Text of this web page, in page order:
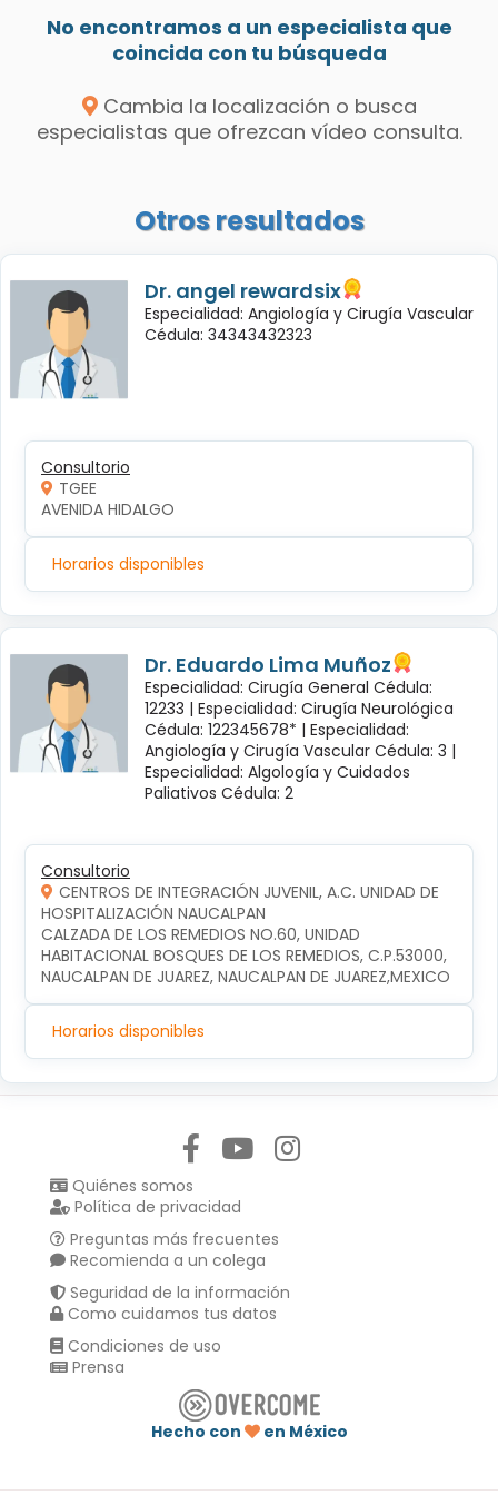
No encontramos a un especialista que
coincida con tu búsqueda
Cambia la localización o busca
especialistas que ofrezcan vídeo consulta.
Otros resultados
Dr. angel rewardsix
Especialidad: Angiología y Cirugía Vascular
Cédula: 34343432323
Consultorio
TGEE
AVENIDA HIDALGO
Horarios disponibles
Dr. Eduardo Lima Muñoz
Especialidad: Cirugía General Cédula:
12233 | Especialidad: Cirugía Neurológica
Cédula: 122345678* | Especialidad:
Angiología y Cirugía Vascular Cédula: 3 |
Especialidad: Algología y Cuidados
Paliativos Cédula: 2
Consultorio
CENTROS DE INTEGRACIÓN JUVENIL, A.C. UNIDAD DE
HOSPITALIZACIÓN NAUCALPAN
CALZADA DE LOS REMEDIOS NO.60, UNIDAD
HABITACIONAL BOSQUES DE LOS REMEDIOS, C.P.53000,
NAUCALPAN DE JUAREZ, NAUCALPAN DE JUAREZ,MEXICO
Horarios disponibles
Quiénes somos
Política de privacidad
Preguntas más frecuentes
Recomienda a un colega
Seguridad de la información
Como cuidamos tus datos
Condiciones de uso
Prensa
Hecho con
en México